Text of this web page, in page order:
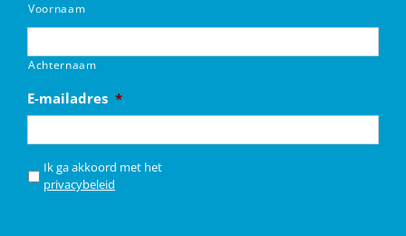
Voornaam
Achternaam
E-mailadres *
* Ik ga akkoord met het
privacybeleid